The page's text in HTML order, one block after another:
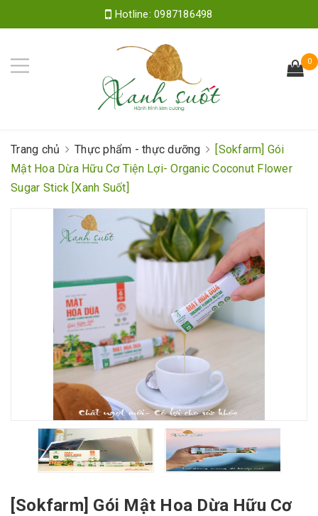
Hotline:0987186498
0
Trang chủ Thực phẩm - thực dưỡng
[Sokfarm] Gói
Mật Hoa Dừa Hữu Cơ Tiện Lợi- Organic Coconut Flower
Sugar Stick [Xanh Suốt]
[Sokfarm] Gói Mật Hoa Dừa Hữu Cơ